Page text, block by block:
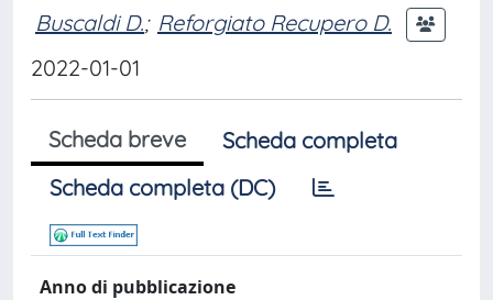
Buscaldi D.; Reforgiato Recupero D.
2022-01-01
Scheda breve
Scheda completa
Scheda completa (DC)
Anno di pubblicazione